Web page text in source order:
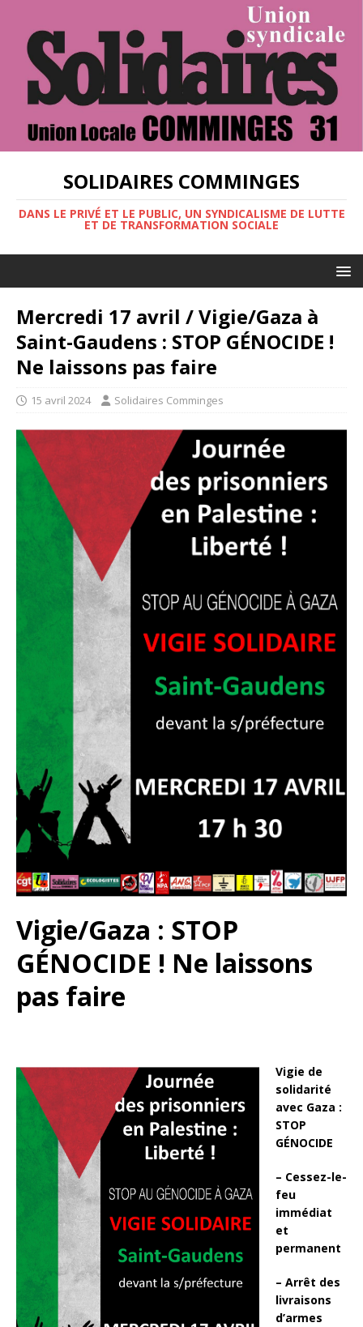
SOLIDAIRES COMMINGES
DANS LE PRIVÉ ET LE PUBLIC, UN SYNDICALISME DE LUTTE
ET DE TRANSFORMATION SOCIALE
Mercredi 17 avril / Vigie/Gaza à
Saint-Gaudens : STOP GÉNOCIDE !
Ne laissons pas faire
15 avril 2024 Solidaires Comminges
Vigie/Gaza : STOP
GÉNOCIDE ! Ne laissons
pas faire
Vigie de
solidarité
avec Gaza :
STOP
GÉNOCIDE
– Cessez-le-
feu
immédiat
et
permanent
– Arrêt des
livraisons
d’armes